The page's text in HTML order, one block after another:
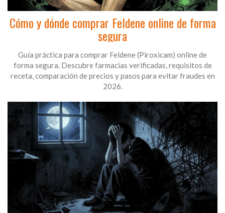
Cómo y dónde comprar Feldene online de forma
segura
Guía práctica para comprar Feldene (Piroxicam) online de
forma segura. Descubre farmacias verificadas, requisitos de
receta, comparación de precios y pasos para evitar fraudes en
2026.